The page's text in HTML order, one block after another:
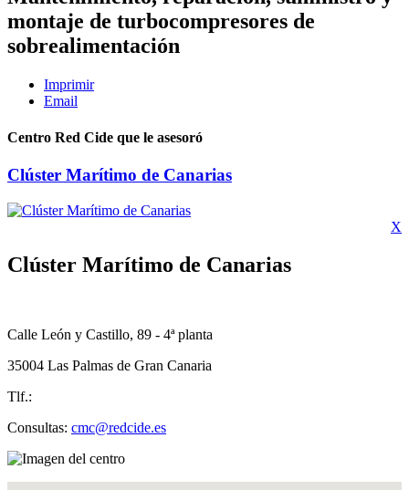
montaje de turbocompresores de
sobrealimentación
Imprimir
Email
Centro Red Cide que le asesoró
Clúster Marítimo de Canarias
X
Clúster Marítimo de Canarias
Calle León y Castillo, 89 - 4ª planta
35004 Las Palmas de Gran Canaria
Tlf.:
Consultas: cmc@redcide.es